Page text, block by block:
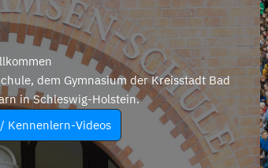
dem Gymnasium der Kreisstadt Bad
in Schleswig-Holstein.
Kennenlern-Videos